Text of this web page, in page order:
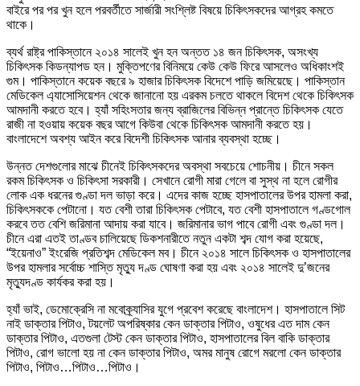
বাইরে পর পর খুন হলে পরবর্তীতে সার্জারী সংশ্লিষ্ট বিষয়ে চিকিৎসকদের আগ্রহ কমতে
থাকে।
ব্যর্থ রাষ্ট্র পাকিস্তানে ২০১৪ সালেই খুন হন অন্তত ১৪ জন চিকিৎসক, অসংখ্য
চিকিৎসক কিডন্যাপড হন। মুক্তিপণের বিনিময়ে কেউ কেউ ফিরে আসলেও অধিকাংশই
গুম। পাকিস্তানে কয়েক বছরে ৯ হাজার চিকিৎসক বিদেশে পাড়ি জমিয়েছে। পাকিস্তান
মেডিকেল এ্যাসোসিয়েশন থেকে জানানো হয় এরকম চলতে থাকলে বিদেশ থেকে চিকিৎসক
আমদানী করতে হবে। হ্যাঁ সহিংসতার জন্য ব্রাজিলের বিভিন্ন প্রান্তে চিকিৎসক যেতে
রাজী না হওয়ায় কয়েক বছর আগে কিউবা থেকে চিকিৎসক আমদানী করতে হয়।
বাংলাদেশে অবশ্য আইন করে বিদেশী চিকিৎসক আনার ব্যবস্থা হচ্ছে।
উন্নত দেশগুলোর মাঝে চীনেই চিকিৎসকদের অবস্থা সবচেয়ে শোচনীয়। চীনে সকল
রকম চিকিৎসক ও চিকিৎসা সরকারী। সেখানে রোগী মারা গেলে বা সুস্থ না হলে রোগীর
লোক এক ধরনের গুণ্ডা দল ভাড়া করে। এদের কাজ হচ্ছে হাসপাতালের উপর হামলা করা,
চিকিৎসককে পেটানো। যত বেশী তারা চিকিৎসক পেটাবে, যত বেশী হাসপাতালে গণ্ডগোল
করবে তত বেশি জরিমানা আদায় করা যাবে। জরিমানার ভাগ পাবে রোগী এবং গুণ্ডা দল।
চীনে এরা এতই তাণ্ডব চালিয়েছে ডিকশনারীতে নতুন একটা শব্দ যোগ করা হয়েছে,
“ইয়েনাও” ইংরেজি প্রতিশব্দ মেডিকেল মব। চীনে ২০১৪ সালে চিকিৎসক ও হাসপাতালের
উপর হামলার সর্বোচ্চ শাস্তি মৃত্যু দণ্ড ঘোষণা করা হয় এবং ২০১৪ সালেই দু’জনের
মৃত্যুদণ্ড কার্যকর করা হয়।
হ্যাঁ ভাই, ডেমোক্রেসি না মবোক্র্যাসির যুগে প্রবেশ করেছে বাংলাদেশ। হাসপাতালে সিট
নাই ডাক্তার পিটাও, টয়লেট অপরিষ্কার কেন ডাক্তার পিটাও, ওষুধের এত দাম কেন
ডাক্তার পিটাও, এতগুলা টেস্ট কেন ডাক্তার পিটাও, হাসপাতালের বিল বাকি ডাক্তার
পিটাও, রোগ ভালো হয় না কেন ডাক্তার পিটাও, অমর মানুষ রোগে মরলো কেন ডাক্তার
পিটাও, পিটাও…পিটাও…পিটাও।